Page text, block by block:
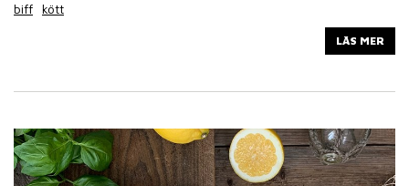
biff kött
LÄS MER